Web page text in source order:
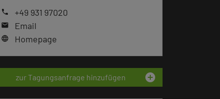
phone +49 931 97020
mail Email
language Homepage
zur Tagungsanfrage hinzufügen add_circle